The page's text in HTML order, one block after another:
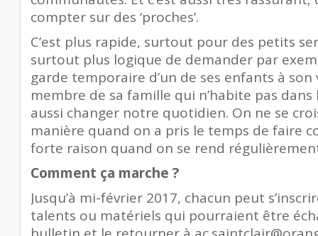
compter sur des ‘proches’.
C’est plus rapide, surtout pour des petits
surtout plus logique de demander par
garde temporaire d’un de ses enfants à
membre de sa famille qui n’habite pas
aussi changer notre quotidien. On ne se
manière quand on a pris le temps de faire
forte raison quand on se rend
Comment ça marche ?
Jusqu’à mi-février 2017, chacun peut
talents ou matériels qui pourraient être